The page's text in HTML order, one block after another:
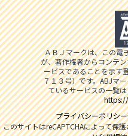
ＡＢＪマークは、この電
が、著作権者からコンテ
ービスであることを示す
７１３号）です。ABJマ
ているサービスの一覧
プライバシーポリシー
このサイトはreCAPTCHAによって保